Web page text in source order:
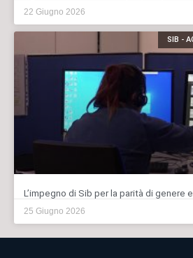
22 Giugno 2026
SIB -
L’impegno di Sib per la parità di genere
25 Giugno 2026